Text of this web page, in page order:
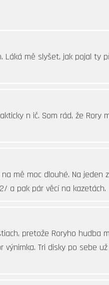
Láká mě slyšet, jak pojal ty
n ič. Som rád, že Rory
mě moc dlouhé. Na jeden
a pak pár věcí na kazetách.
pretože Roryho hudba
Tri disky po sebe